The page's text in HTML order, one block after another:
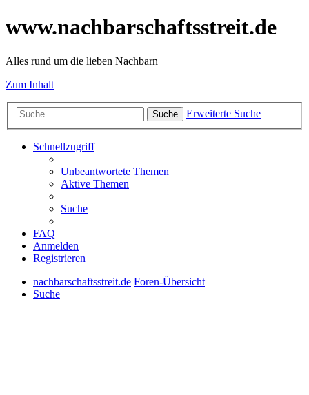
www.nachbarschaftsstreit.de
Alles rund um die lieben Nachbarn
Zum Inhalt
Suche Erweiterte Suche
Schnellzugriff
Unbeantwortete Themen
Aktive Themen
Suche
FAQ
Anmelden
Registrieren
nachbarschaftsstreit.de Foren-Übersicht
Suche